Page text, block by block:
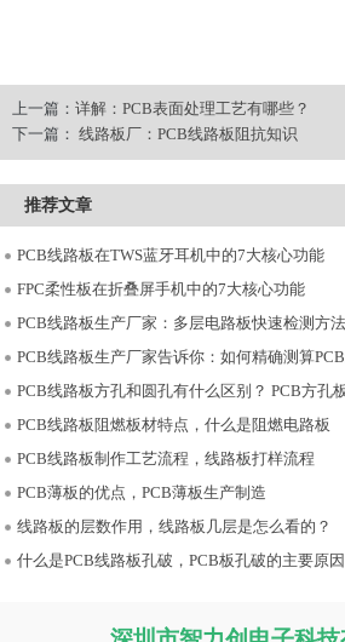
上一篇： 详解：PCB表面处理工艺有哪些？
下一篇： 线路板厂：PCB线路板阻抗知识
推荐文章
PCB线路板在TWS蓝牙耳机中的7大核心功能
FPC柔性板在折叠屏手机中的7大核心功能
PCB线路板生产厂家：多层电路板快速检测方
PCB线路板生产厂家告诉你：如何精确测算
PCB线路板方孔和圆孔有什么区别？ PCB方孔
PCB线路板阻燃板材特点，什么是阻燃电路板
PCB线路板制作工艺流程，线路板打样流程
PCB薄板的优点，PCB薄板生产制造
线路板的层数作用，线路板几层是怎么看的？
什么是PCB线路板孔破，PCB板孔破的主要原因